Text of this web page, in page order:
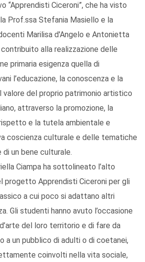
“Apprendisti Ciceroni”, che ha visto
Prof.ssa Stefania Masiello e la
Marilisa d'Angelo e Antonietta
alla realizzazione delle
primaria esigenza quella di
l’educazione, la conoscenza e la
valore del proprio patrimonio artistico
attraverso la promozione, la
e la tutela ambientale e
coscienza culturale e delle tematiche
un bene culturale.
Ciampa ha sottolineato l’alto
progetto Apprendisti Ciceroni per gli
a cui poco si adattano altri
Gli studenti hanno avuto l’occasione
del loro territorio e di fare da
a un pubblico di adulti o di coetanei,
coinvolti nella vita sociale,